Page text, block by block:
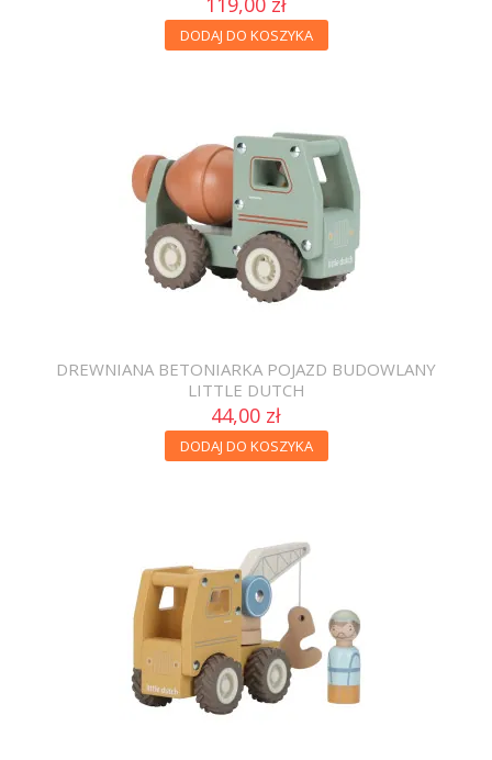
DODAJ DO KOSZYKA
DREWNIANA BETONIARKA POJAZD BUDOWLANY
LITTLE DUTCH
44,00 zł
DODAJ DO KOSZYKA